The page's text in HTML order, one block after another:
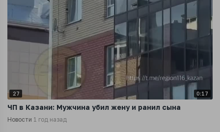
27 0:17
ЧП в Казани: Мужчина убил жену и ранил сына
Новости 1 год назад